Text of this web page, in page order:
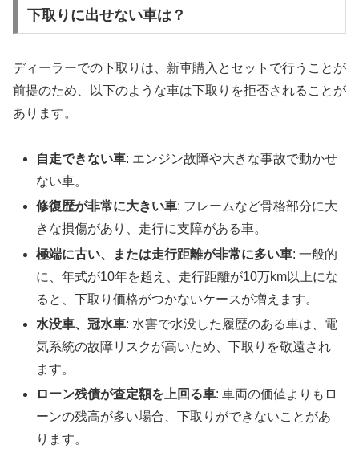
下取りに出せない車は？
ディーラーでの下取りは、新車購入とセットで行うことが
前提のため、以下のような車は下取りを拒否されることが
あります。
自走できない車: エンジン故障や大きな事故で動かせ
ない車。
修復歴が非常に大きい車: フレームなど骨格部分に大
きな損傷があり、走行に支障がある車。
極端に古い、または走行距離が非常に多い車: 一般的
に、年式が10年を超え、走行距離が10万km以上にな
ると、下取り価格がつかないケースが増えます。
水没車、冠水車: 水害で水没した履歴のある車は、電
気系統の故障リスクが高いため、下取りを敬遠され
ます。
ローン残債が査定額を上回る車: 車両の価値よりもロ
ーンの残高が多い場合、下取りができないことがあ
ります。